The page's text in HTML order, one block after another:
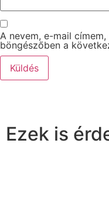
A nevem, e-mail
böngészőben a
Ezek is